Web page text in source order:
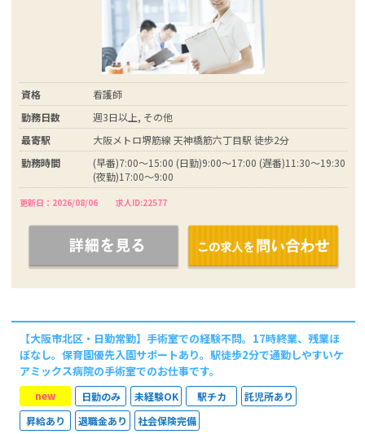
資格
看護師
勤務日数
週3日以上, その他
最寄駅
大阪メトロ堺筋線 天神橋筋六丁目駅 徒歩2分
勤務時間
(早番)7:00～15:00 (日勤)9:00～17:00 (遅番)11:30～19:30
(夜勤)17:00～9:00
更新日：2026/08/06 求人ID:22577
【大阪市北区・日勤常勤】手術室での経験不問。17時終業、残業ほ
ぼなし。保育園優先入園サポートあり。駅徒歩2分で通勤しやすいケ
アミックス病院の手術室でのお仕事です。
new 日勤のみ 未経験OK 駅チカ
託児所あり
昇給あり
退職金あり 社会保険完備